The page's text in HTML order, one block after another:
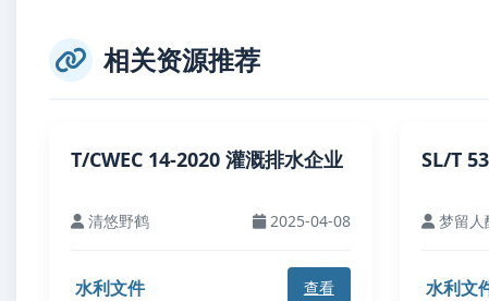
相关资源推荐
T/CWEC 14-2020 灌溉排水企业
清悠野鹤 2025-04-08
水利文件 查看
SL/T
梦留人
水利文